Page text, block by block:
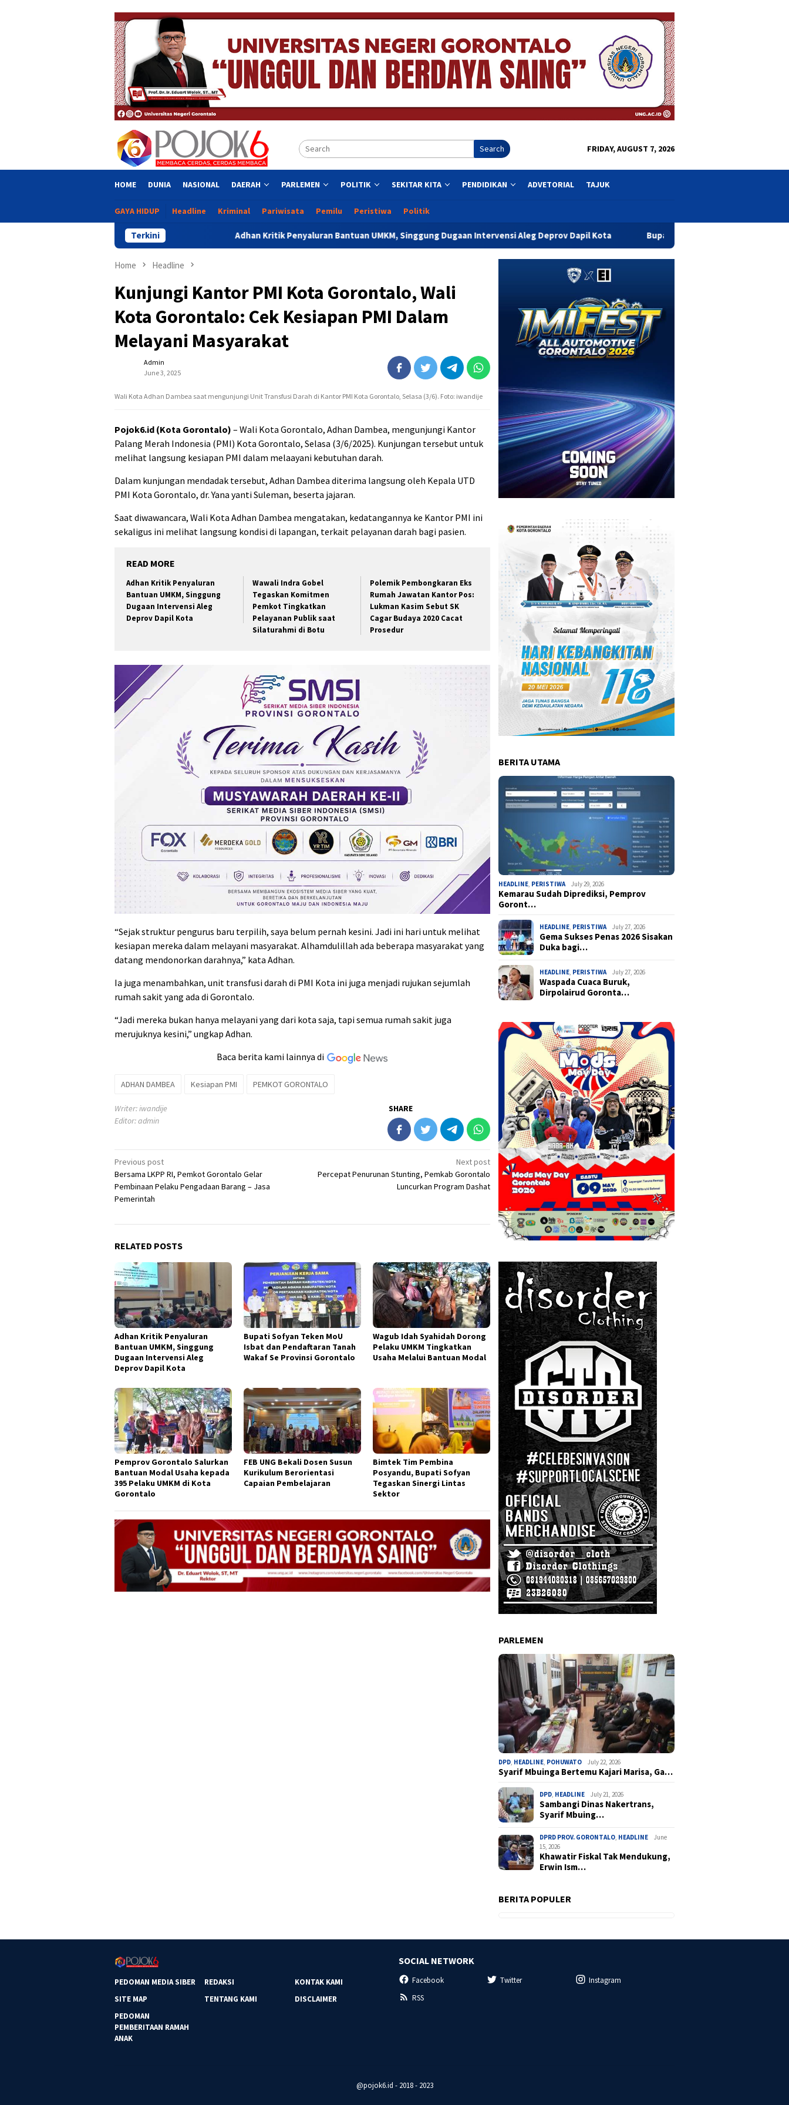
Search FRIDAY, AUGUST 7, 2026
HOME DUNIA NASIONAL DAERAH PARLEMEN POLITIK SEKITAR KITA PENDIDIKAN ADVETORIAL TAJUK
GAYA HIDUP Headline Kriminal Pariwisata Pemilu Peristiwa Politik
Terkini Adhan Kritik Penyaluran Bantuan UMKM, Singgung Dugaan Intervensi Aleg Deprov Dapil Kota Bupati Sofyan Teken MoU Isbat dan Pendaftaran
Home Headline
Kunjungi Kantor PMI Kota Gorontalo, Wali
Kota Gorontalo: Cek Kesiapan PMI Dalam
Melayani Masyarakat
Admin
June 3, 2025
Wali Kota Adhan Dambea saat mengunjungi Unit Transfusi Darah di Kantor PMI Kota Gorontalo, Selasa (3/6). Foto: iwandije
Pojok6.id (Kota Gorontalo) – Wali Kota Gorontalo, Adhan Dambea, mengunjungi Kantor
Palang Merah Indonesia (PMI) Kota Gorontalo, Selasa (3/6/2025). Kunjungan tersebut untuk
melihat langsung kesiapan PMI dalam melaayani kebutuhan darah.
Dalam kunjungan mendadak tersebut, Adhan Dambea diterima langsung oleh Kepala UTD
PMI Kota Gorontalo, dr. Yana yanti Suleman, beserta jajaran.
Saat diwawancara, Wali Kota Adhan Dambea mengatakan, kedatangannya ke Kantor PMI ini
sekaligus ini melihat langsung kondisi di lapangan, terkait pelayanan darah bagi pasien.
READ MORE
Adhan Kritik Penyaluran
Bantuan UMKM, Singgung
Dugaan Intervensi Aleg
Deprov Dapil Kota
Wawali Indra Gobel
Tegaskan Komitmen
Pemkot Tingkatkan
Pelayanan Publik saat
Silaturahmi di Botu
Polemik Pembongkaran Eks
Rumah Jawatan Kantor Pos:
Lukman Kasim Sebut SK
Cagar Budaya 2020 Cacat
Prosedur
“Sejak struktur pengurus baru terpilih, saya belum pernah kesini. Jadi ini hari untuk melihat
kesiapan mereka dalam melayani masyarakat. Alhamdulillah ada beberapa masyarakat yang
datang mendonorkan darahnya,” kata Adhan.
Ia juga menambahkan, unit transfusi darah di PMI Kota ini juga menjadi rujukan sejumlah
rumah sakit yang ada di Gorontalo.
“Jadi mereka bukan hanya melayani yang dari kota saja, tapi semua rumah sakit juga
merujuknya kesini,” ungkap Adhan.
Baca berita kami lainnya di
ADHAN DAMBEA Kesiapan PMI PEMKOT GORONTALO
Writer: iwandije
Editor: admin
SHARE
Post
navigation
Previous post
Bersama LKPP RI, Pemkot Gorontalo Gelar
Pembinaan Pelaku Pengadaan Barang – Jasa
Pemerintah
Next post
Percepat Penurunan Stunting, Pemkab Gorontalo
Luncurkan Program Dashat
RELATED POSTS
Adhan Kritik Penyaluran
Bantuan UMKM, Singgung
Dugaan Intervensi Aleg
Deprov Dapil Kota
Bupati Sofyan Teken MoU
Isbat dan Pendaftaran Tanah
Wakaf Se Provinsi Gorontalo
Wagub Idah Syahidah Dorong
Pelaku UMKM Tingkatkan
Usaha Melalui Bantuan Modal
Pemprov Gorontalo Salurkan
Bantuan Modal Usaha kepada
395 Pelaku UMKM di Kota
Gorontalo
FEB UNG Bekali Dosen Susun
Kurikulum Berorientasi
Capaian Pembelajaran
Bimtek Tim Pembina
Posyandu, Bupati Sofyan
Tegaskan Sinergi Lintas
Sektor
BERITA UTAMA
HEADLINE, PERISTIWA July 29, 2026
Kemarau Sudah Diprediksi, Pemprov
Goront…
HEADLINE, PERISTIWA July 27, 2026
Gema Sukses Penas 2026 Sisakan
Duka bagi…
HEADLINE, PERISTIWA July 27, 2026
Waspada Cuaca Buruk,
Dirpolairud Goronta…
PARLEMEN
DPD, HEADLINE, POHUWATO July 22, 2026
Syarif Mbuinga Bertemu Kajari Marisa, Ga…
DPD, HEADLINE July 21, 2026
Sambangi Dinas Nakertrans,
Syarif Mbuing…
DPRD PROV. GORONTALO, HEADLINE
June
15, 2026
Khawatir Fiskal Tak Mendukung,
Erwin Ism…
BERITA POPULER
PEDOMAN MEDIA SIBER REDAKSI
KONTAK KAMI
SITE MAP
TENTANG KAMI
DISCLAIMER
PEDOMAN
PEMBERITAAN RAMAH
ANAK
SOCIAL NETWORK
Facebook Twitter
Instagram
RSS
@pojok6.id - 2018 - 2023